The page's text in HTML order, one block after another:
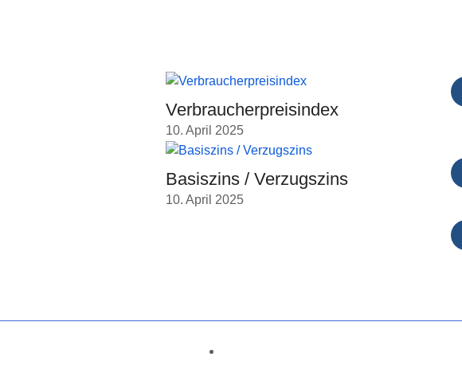
Verbraucherpreisindex
10. April 2025
Basiszins / Verzugszins
10. April 2025